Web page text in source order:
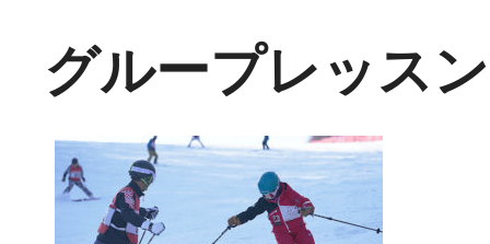
グループレッス